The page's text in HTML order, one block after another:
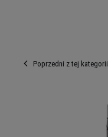
Poprzedni z tej kategorii